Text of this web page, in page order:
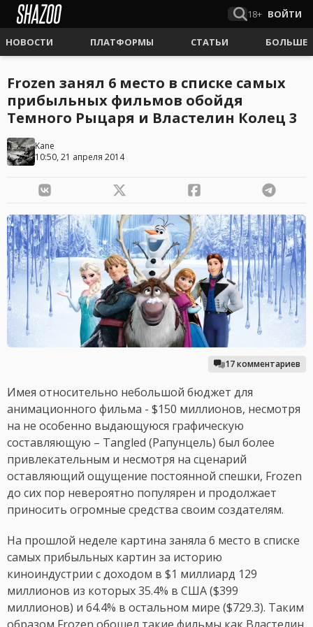
18+ ВОЙТИ
НОВОСТИ ПЛАТФОРМЫ СТАТЬИ БОЛЬШЕ
Frozen занял 6 место в списке самых
прибыльных фильмов обойдя
Темного Рыцаря и Властелин Колец 3
Kane
10:50, 21 апреля 2014
17 комментариев
Имея относительно небольшой бюджет для
анимационного фильма - $150 миллионов, несмотря
на не особенно выдающуюся графическую
составляющую – Tangled (Рапунцель) был более
привлекательным и несмотря на сценарий
оставляющий ощущение постоянной спешки, Frozen
до сих пор невероятно популярен и продолжает
приносить огромные средства своим создателям.
На прошлой неделе картина заняла 6 место в списке
самых прибыльных картин за историю
киноиндустрии с доходом в $1 миллиард 129
миллионов из которых 35.4% в США ($399
миллионов) и 64.4% в остальном мире ($729.3). Таким